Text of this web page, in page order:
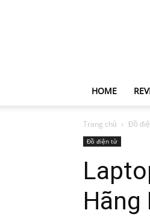
HOME
Trang chủ Đồ
Đồ điện tử
Hãng